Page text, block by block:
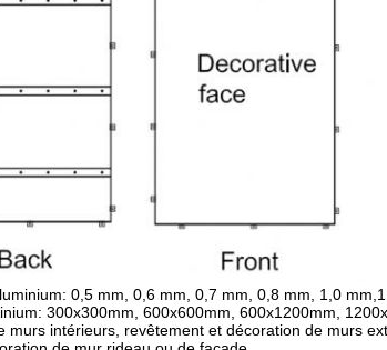
0,5 mm, 0,6 mm, 0,7 mm, 0,8 mm, 1,0
300x300mm, 600x600mm, 600x1200mm,
murs intérieurs, revêtement et décoration de murs